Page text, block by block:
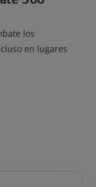
los
en lugares